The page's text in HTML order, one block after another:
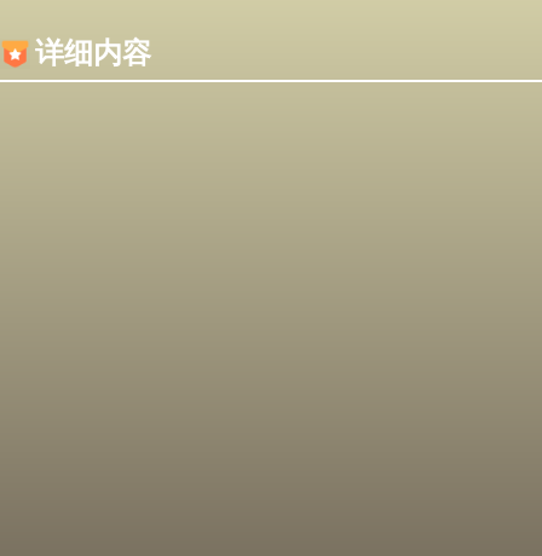
详细内容